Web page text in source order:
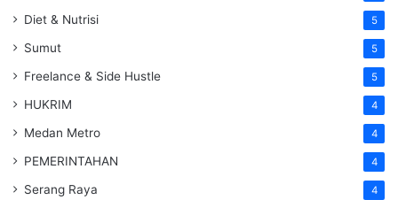
Diet & Nutrisi 5
Sumut 5
Freelance & Side Hustle 5
HUKRIM 4
Medan Metro 4
PEMERINTAHAN 4
Serang Raya 4